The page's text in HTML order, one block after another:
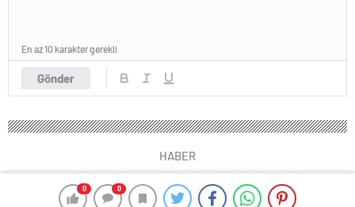
0 0
Gönder
En az 10 karakter gerekli
HABER